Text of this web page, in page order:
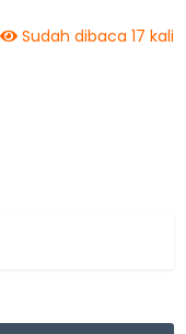
Sudah dibaca 17 kali